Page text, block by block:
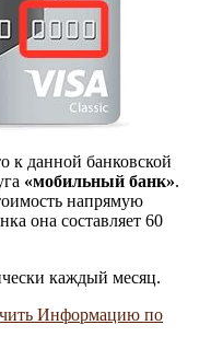
к данной банковской
«мобильный банк».
напрямую
она составляет 60
каждый месяц.